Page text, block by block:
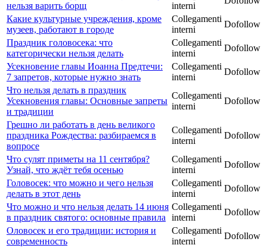
нельзя варить борщ
interni
Какие культурные учреждения, кроме
музеев, работают в городе
Collegamenti
interni
Dofollow
Праздник головосека: что
категорически нельзя делать
Collegamenti
interni
Dofollow
Усекновение главы Иоанна Предтечи:
7 запретов, которые нужно знать
Collegamenti
interni
Dofollow
Что нельзя делать в праздник
Усекновения главы: Основные запреты
и традиции
Collegamenti
interni
Dofollow
Грешно ли работать в день великого
праздника Рождества: разбираемся в
вопросе
Collegamenti
interni
Dofollow
Что сулят приметы на 11 сентября?
Узнай, что ждёт тебя осенью
Collegamenti
interni
Dofollow
Головосек: что можно и чего нельзя
делать в этот день
Collegamenti
interni
Dofollow
Что можно и что нельзя делать 14 июня
в праздник святого: основные правила
Collegamenti
interni
Dofollow
Оловосек и его традиции: история и
современность
Collegamenti
interni
Dofollow